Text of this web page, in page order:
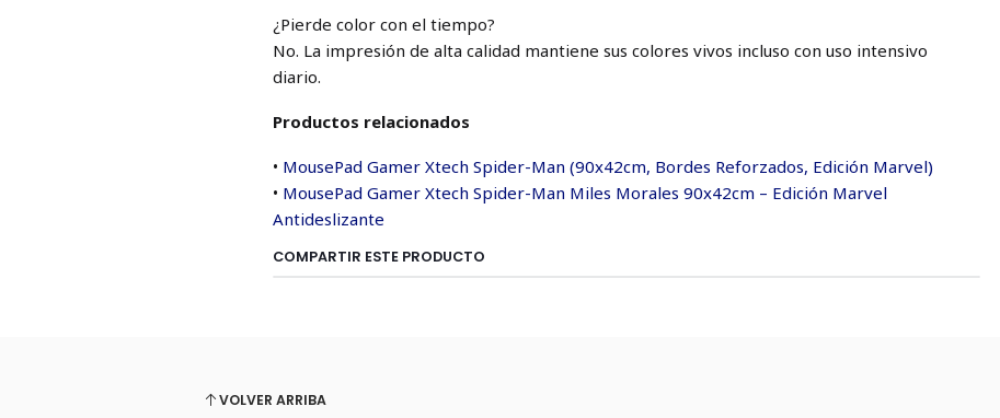
¿Pierde color con el tiempo?
No. La impresión de alta calidad mantiene sus colores vivos incluso con uso intensivo
diario.
Productos relacionados
• MousePad Gamer Xtech Spider-Man (90x42cm, Bordes Reforzados, Edición Marvel)
• MousePad Gamer Xtech Spider-Man Miles Morales 90x42cm – Edición Marvel
Antideslizante
COMPARTIR ESTE PRODUCTO
VOLVER ARRIBA